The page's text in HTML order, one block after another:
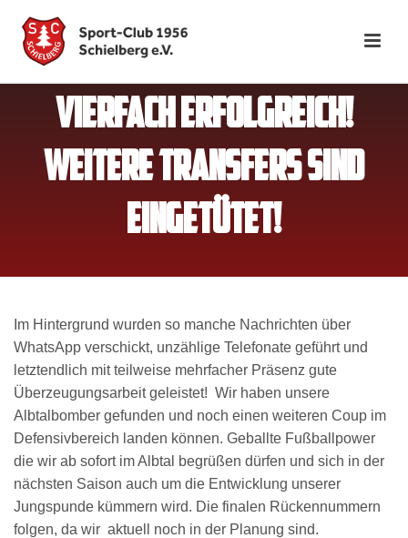
VIERFACH ERFOLGREICH!
WEITERE TRANSFERS SIND
EINGETÜTET!
Im Hintergrund wurden so manche Nachrichten über
WhatsApp verschickt, unzählige Telefonate geführt und
letztendlich mit teilweise mehrfacher Präsenz gute
Überzeugungsarbeit geleistet! Wir haben unsere
Albtalbomber gefunden und noch einen weiteren Coup im
Defensivbereich landen können. Geballte Fußballpower
die wir ab sofort im Albtal begrüßen dürfen und sich in der
nächsten Saison auch um die Entwicklung unserer
Jungspunde kümmern wird. Die finalen Rückennummern
folgen, da wir aktuell noch in der Planung sind.